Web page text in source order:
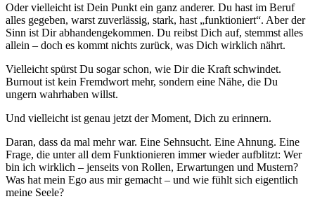
Oder vielleicht ist Dein Punkt ein ganz anderer. Du hast im Beruf
alles gegeben, warst zuverlässig, stark, hast „funktioniert“. Aber der
Sinn ist Dir abhandengekommen. Du reibst Dich auf, stemmst alles
allein – doch es kommt nichts zurück, was Dich wirklich nährt.
Vielleicht spürst Du sogar schon, wie Dir die Kraft schwindet.
Burnout ist kein Fremdwort mehr, sondern eine Nähe, die Du
ungern wahrhaben willst.
Und vielleicht ist genau jetzt der Moment, Dich zu erinnern.
Daran, dass da mal mehr war. Eine Sehnsucht. Eine Ahnung. Eine
Frage, die unter all dem Funktionieren immer wieder aufblitzt: Wer
bin ich wirklich – jenseits von Rollen, Erwartungen und Mustern?
Was hat mein Ego aus mir gemacht – und wie fühlt sich eigentlich
meine Seele?